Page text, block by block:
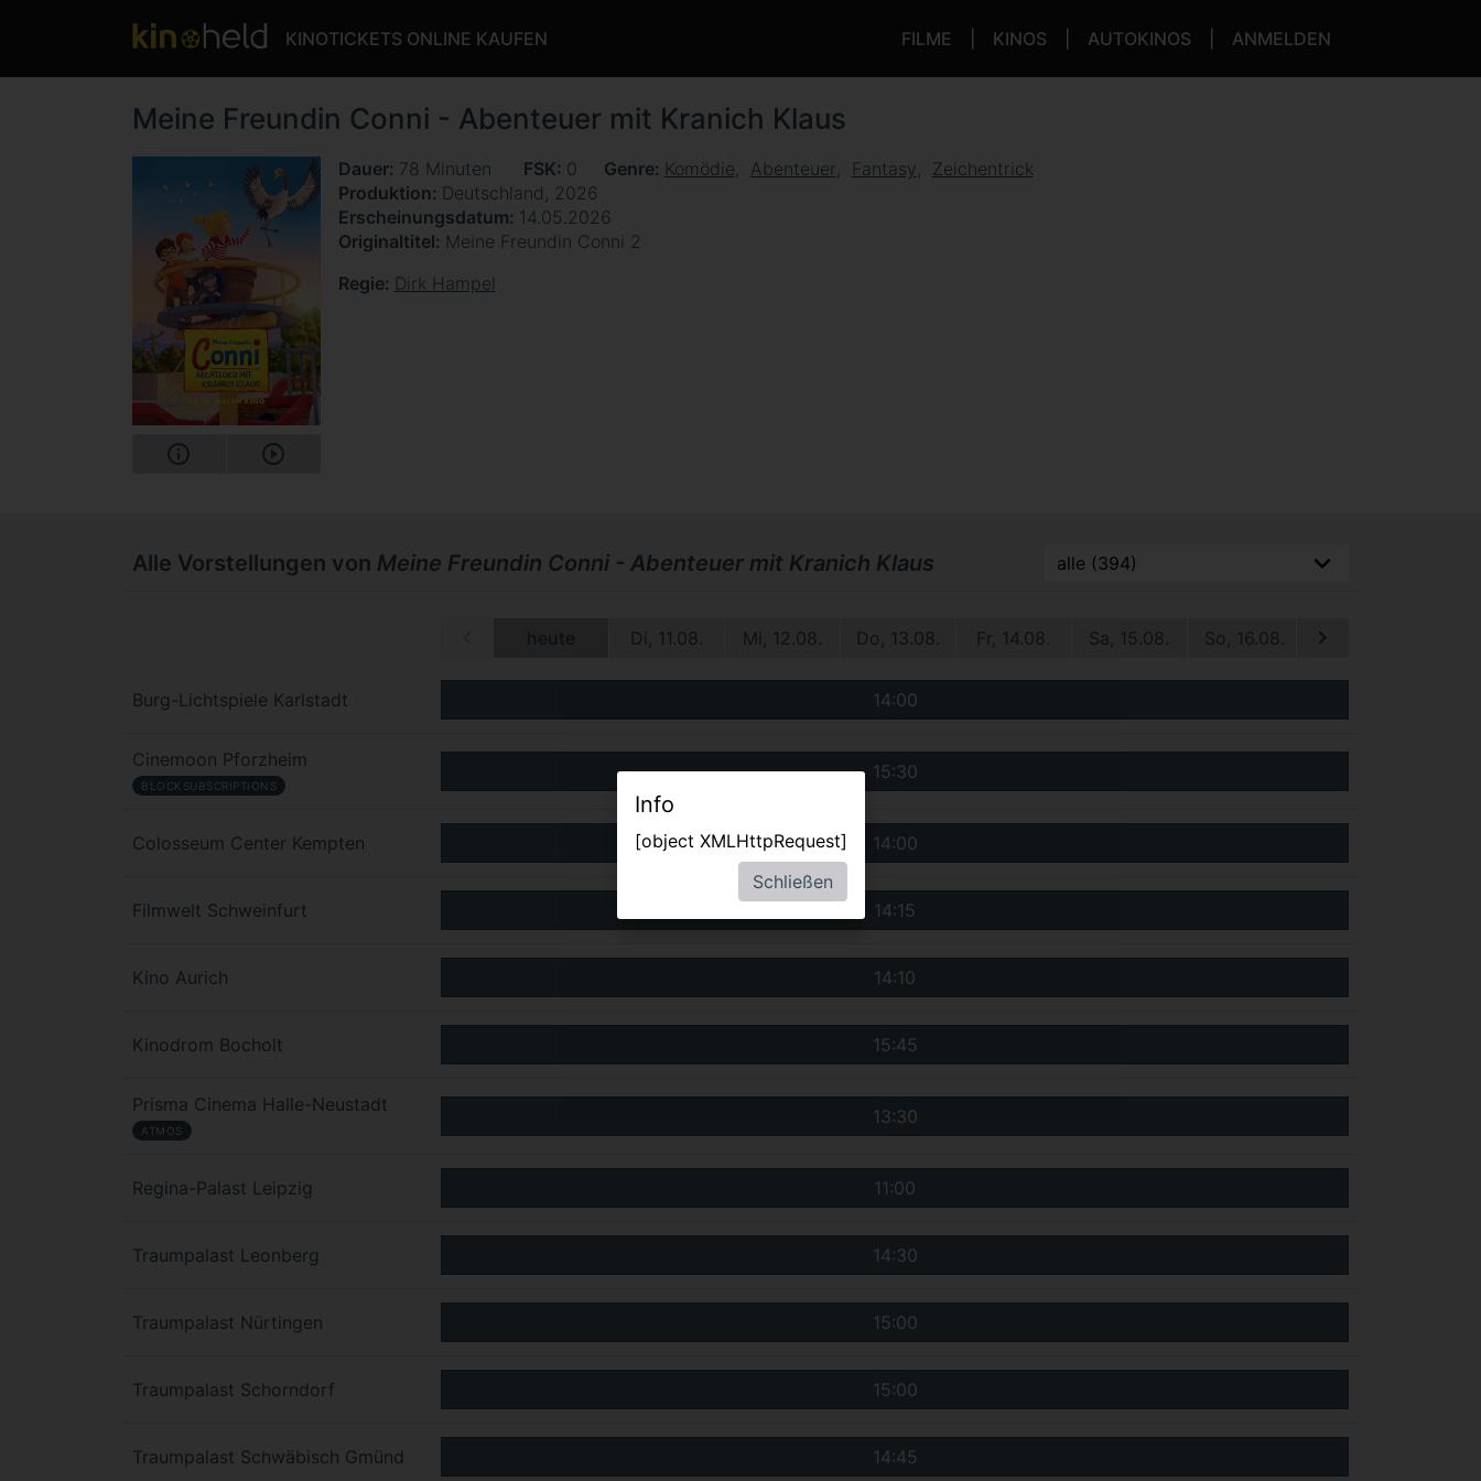
KINOTICKETS ONLINE KAUFEN FILME KINOS AUTOKINOS ANMELDEN
Meine Freundin Conni - Abenteuer mit Kranich Klaus
Dauer 78 Minuten FSK 0 Genre Komödie Abenteuer Fantasy
Zeichentrick
Produktion Deutschland, 2026
Erscheinungsdatum 14.05.2026
Originaltitel Meine Freundin Conni 2
Regie Dirk Hampel
Alle Vorstellungen von Meine Freundin Conni - Abenteuer mit Kranich Klaus
Di, 11.08. Mi, 12.08. Do, 13.08. Fr, 14.08. Sa, 15.08. So, 16.08. Mo, 17.08.
Burg-Lichtspiele Karlstadt 14:00
Cinemoon Pforzheim
BLOCKSUBSCRIPTIONS
15:30
Colosseum Center Kempten 14:00
Filmwelt Schweinfurt 14:15
Kino Aurich 14:10
Kinodrom Bocholt 15:45
Prisma Cinema Halle-Neustadt
ATMOS
13:30
Regina-Palast Leipzig 11:00
Traumpalast Leonberg 14:30
Traumpalast Nürtingen 15:00
Traumpalast Schorndorf 15:00
Traumpalast Schwäbisch Gmünd 14:45
Info
[object XMLHttpRequest]
Schließen